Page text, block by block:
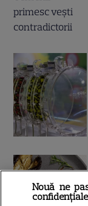
Nouă ne
confidențiale